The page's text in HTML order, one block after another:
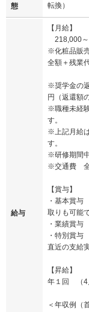
態
転換）
給与
【月給】
218,000～
※化粧品販
全額＋残業
※奨学金の
円（返還額
※職種未経
す。
※上記月給
す。
※研修期間
※交通費
【賞与】
・基本賞与
取りも可能
・業績賞
・特別賞
直近の支給
【昇給】
年１回 （4
＜年収例（